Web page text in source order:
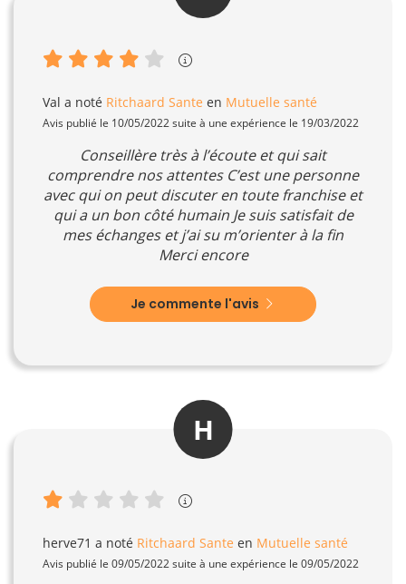
Val a noté Ritchaard Sante en Mutuelle santé
Avis publié le 10/05/2022 suite à une expérience le 19/03/2022
Conseillère très à l’écoute et qui sait
comprendre nos attentes C’est une personne
avec qui on peut discuter en toute franchise et
qui a un bon côté humain Je suis satisfait de
mes échanges et j’ai su m’orienter à la fin
Merci encore
Je commente l'avis
H
herve71 a noté Ritchaard Sante en Mutuelle santé
Avis publié le 09/05/2022 suite à une expérience le 09/05/2022